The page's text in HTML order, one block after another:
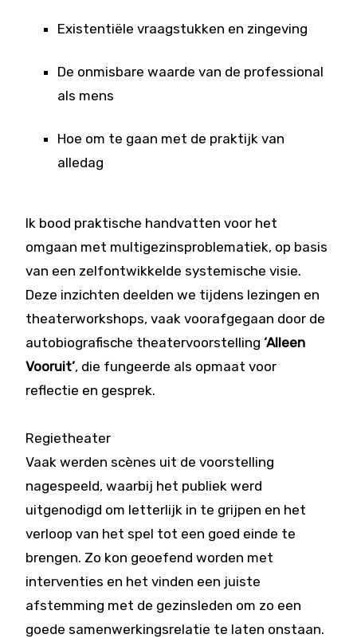
Existentiële vraagstukken en zingeving
De onmisbare waarde van de professional
als mens
Hoe om te gaan met de praktijk van
alledag
Ik bood praktische handvatten voor het
omgaan met multigezinsproblematiek, op basis
van een zelfontwikkelde systemische visie.
Deze inzichten deelden we tijdens lezingen en
theaterworkshops, vaak voorafgegaan door de
autobiografische theatervoorstelling ‘Alleen
Vooruit’, die fungeerde als opmaat voor
reflectie en gesprek.
Regietheater
Vaak werden scènes uit de voorstelling
nagespeeld, waarbij het publiek werd
uitgenodigd om letterlijk in te grijpen en het
verloop van het spel tot een goed einde te
brengen. Zo kon geoefend worden met
interventies en het vinden een juiste
afstemming met de gezinsleden om zo een
goede samenwerkingsrelatie te laten onstaan.